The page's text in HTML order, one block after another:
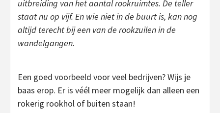
uitbreiding van het aantal rookruimtes. De teller
staat nu op vijf. En wie niet in de buurt is, kan nog
altijd terecht bij een van de rookzuilen in de
wandelgangen.
Een goed voorbeeld voor veel bedrijven? Wijs je
baas erop. Er is véél meer mogelijk dan alleen een
rokerig rookhol of buiten staan!